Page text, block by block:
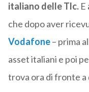
italiano delle Tlc.E
che dopo aver
Vodafone– prima
asset italiani e poi
trova ora di fronte a